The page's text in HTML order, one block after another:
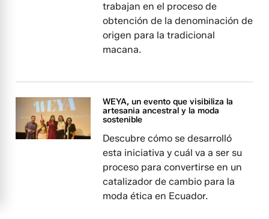
trabajan en el proceso de
obtención de la denominación de
origen para la tradicional
macana.
WEYA, un evento que visibiliza la
artesania ancestral y la moda
sostenible
Descubre cómo se desarrolló
esta iniciativa y cuál va a ser su
proceso para convertirse en un
catalizador de cambio para la
moda ética en Ecuador.